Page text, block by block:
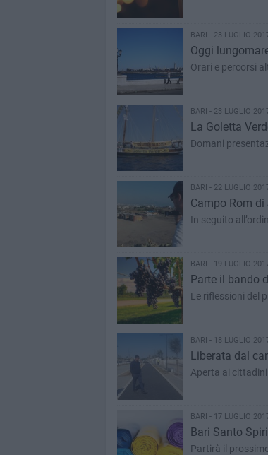
BARI - 23 LUGLIO
Oggi
Orari e percorsi
BARI - 23 LUGLIO
La Goletta
Domani
BARI - 22 LUGLIO
Campo Rom
In seguito
BARI - 19 LUGLIO
Parte il bando
Le riflessioni del
BARI - 18 LUGLIO
Liberata dal
Aperta ai
BARI - 17 LUGLIO
Bari Santo
Partirà il